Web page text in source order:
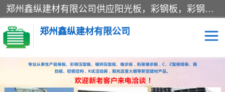
郑州鑫纵建材有限公司供应阳光板，彩钢板，彩钢钢构工程是一家集生产销售租赁安装于一体的企业，主要生产PC采光板，耐力板，仿古琉璃采光板，岩棉板、彩钢压型板、镀锌压型板、桁架楼承板，C、Z型钢檩条、围挡板、轻钢结构，阳光温室大棚等新型建材产品。公司旗下有多台移动式高空压瓦机租赁，承接全国各地业务，专业对外租赁各种型号压瓦机。
郑州鑫纵建材有限公司
高空瓦机租赁 ASA合成树脂仿古瓦